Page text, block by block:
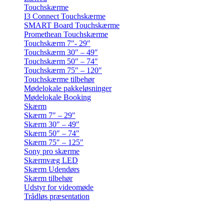
Touchskærme
I3 Connect Touchskærme
SMART Board Touchskærme
Promethean Touchskærme
Touchskærm 7″- 29″
Touchskærm 30″ – 49″
Touchskærm 50″ – 74″
Touchskærm 75″ – 120″
Touchskærme tilbehør
Mødelokale pakkeløsninger
Mødelokale Booking
Skærm
Skærm 7″ – 29″
Skærm 30″ – 49″
Skærm 50″ – 74″
Skærm 75″ – 125″
Sony pro skærme
Skærmvæg LED
Skærm Udendørs
Skærm tilbehør
Udstyr for videomøde
Trådløs præsentation